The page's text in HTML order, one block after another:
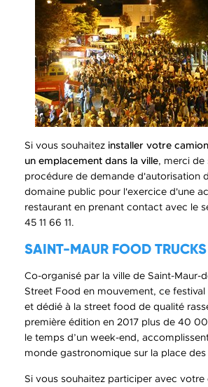
Si vous souhaitez installer votre
un emplacement dans la ville, merci de
procédure de demande d'autorisation
domaine public pour l'exercice d'une
restaurant en prenant contact avec le
45 11 66 11.
SAINT-MAUR FOOD
Co-organisé par la ville de Saint-Maur-
Street Food en mouvement, ce festival
et dédié à la street food de qualité
première édition en 2017 plus de 40
le temps d’un week-end,
monde gastronomique sur la place des
Si vous souhaitez participer avec votre